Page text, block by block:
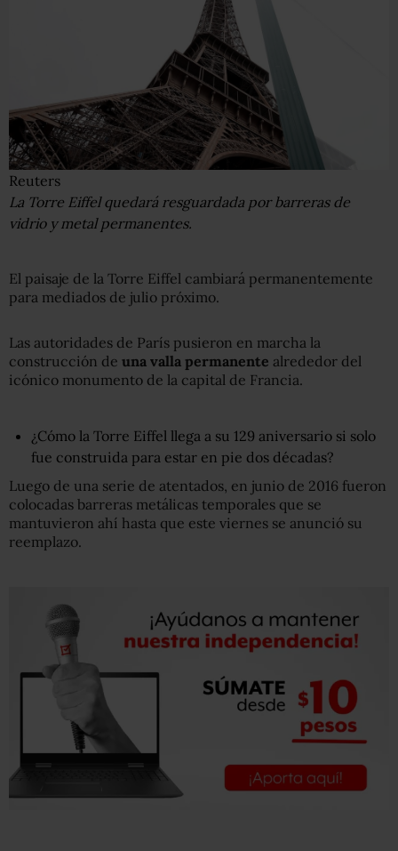
Reuters
La Torre Eiffel quedará resguardada por barreras de
vidrio y metal permanentes.
El paisaje de la Torre Eiffel cambiará permanentemente
para mediados de julio próximo.
Las autoridades de París pusieron en marcha la
construcción de una valla permanente alrededor del
icónico monumento de la capital de Francia.
¿Cómo la Torre Eiffel llega a su 129 aniversario si solo
fue construida para estar en pie dos décadas?
Luego de una serie de atentados, en junio de 2016 fueron
colocadas barreras metálicas temporales que se
mantuvieron ahí hasta que este viernes se anunció su
reemplazo.